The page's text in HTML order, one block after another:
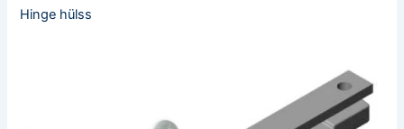
Hinge hülss